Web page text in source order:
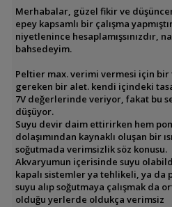
Merhabalar, güzel fikir ve
epey kapsamlı bir çalışma
niyetlenince hesaplamışsınızdır,
bahsedeyim.
Peltier max. verimi vermesi için bir
gereken bir alet. kendi içindeki
7V değerlerinde veriyor, fakat bu
düşüyor.
Suyu devir daim ettirirken hem
dolaşımından kaynaklı oluşan bir
soğutmada verimsizlik söz konusu.
Akvaryumun içerisinde suyu
kapalı sistemler ya tehlikeli, ya da
suyu alıp soğutmaya çalışmak da
olduğu yerlerde oldukça verimsiz